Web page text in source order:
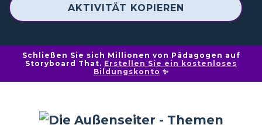
AKTIVITÄT KOPIEREN
Schließen Sie sich Millionen von Pädagogen auf
Storyboard That. Erstellen Sie ein kostenloses
Bildungskonto ✨